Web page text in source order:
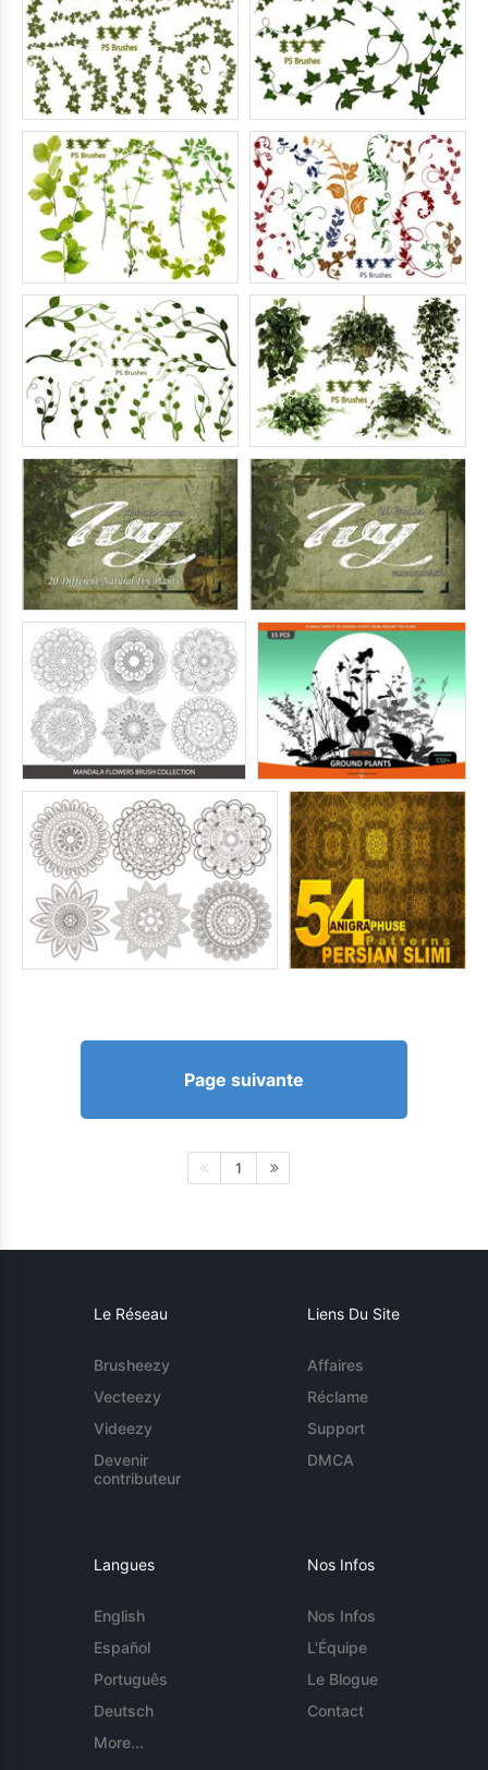
Page suivante
1
Le Réseau
Brusheezy
Vecteezy
Videezy
Devenir
contributeur
Liens Du Site
Affaires
Réclame
Support
DMCA
Langues
English
Español
Português
Deutsch
More...
Nos Infos
Nos Infos
L'Équipe
Le Blogue
Contact